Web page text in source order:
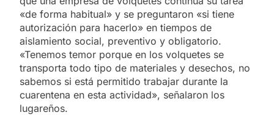
«de forma habitual» y se preguntaron «si tiene
autorización para hacerlo» en tiempos de
aislamiento social, preventivo y obligatorio.
«Tenemos temor porque en los volquetes se
transporta todo tipo de materiales y desechos, no
sabemos si está permitido trabajar durante la
cuarentena en esta actividad», señalaron los
lugareños.